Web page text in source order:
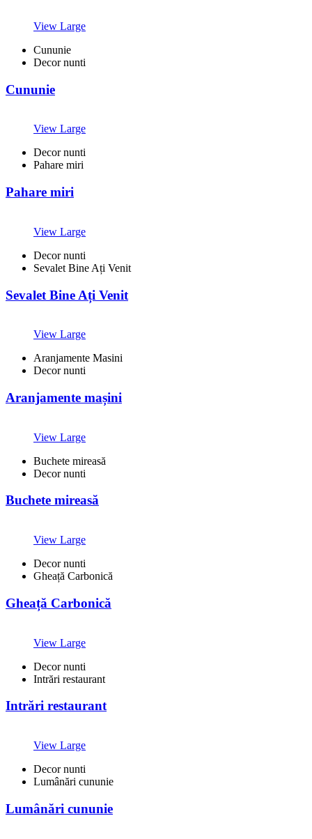
View Large
Cununie
Decor nunti
Cununie
View Large
Decor nunti
Pahare miri
Pahare miri
View Large
Decor nunti
Sevalet Bine Ați Venit
Sevalet Bine Ați Venit
View Large
Aranjamente Masini
Decor nunti
Aranjamente mașini
View Large
Buchete mireasă
Decor nunti
Buchete mireasă
View Large
Decor nunti
Gheață Carbonică
Gheață Carbonică
View Large
Decor nunti
Intrări restaurant
Intrări restaurant
View Large
Decor nunti
Lumânări cununie
Lumânări cununie